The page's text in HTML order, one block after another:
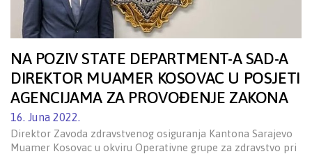
NA POZIV STATE DEPARTMENT-A SAD-A
DIREKTOR MUAMER KOSOVAC U POSJETI
AGENCIJAMA ZA PROVOĐENJE ZAKONA
16. Juna 2022.
Direktor Zavoda zdravstvenog osiguranja Kantona Sarajevo
Muamer Kosovac u okviru Operativne grupe za zdravstvo pri